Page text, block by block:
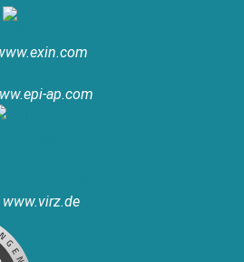
ap.com
www.virz.de